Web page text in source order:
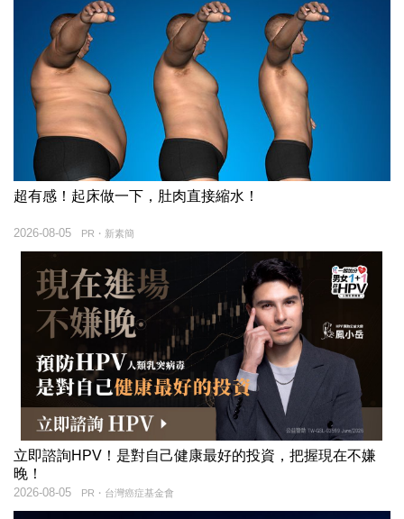
超有感！起床做一下，肚肉直接縮水！
PR・新素簡
2026-08-05
立即諮詢HPV！是對自己健康最好的投資，把握現在不嫌
晚！
PR・台灣癌症基金會
2026-08-05